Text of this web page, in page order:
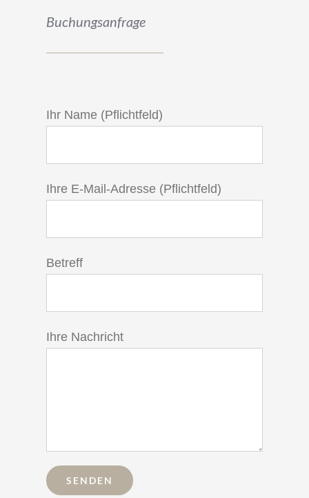
Buchungsanfrage
Ihr Name (Pflichtfeld)
Ihre E-Mail-Adresse (Pflichtfeld)
Betreff
Ihre Nachricht